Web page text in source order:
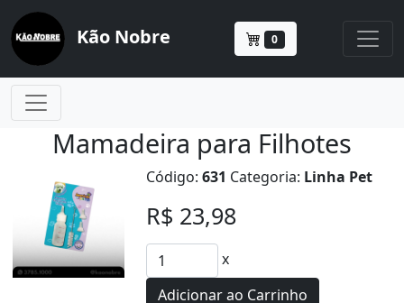
Kão Nobre 0
Mamadeira para Filhotes
Código:631 Categoria: Linha Pet
R$ 23,98
x
Adicionar ao Carrinho